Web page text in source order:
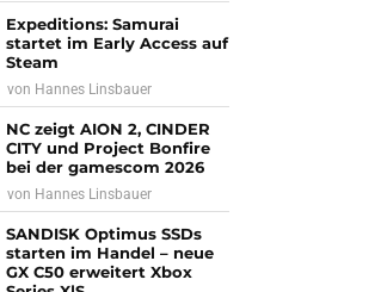
Expeditions: Samurai
startet im Early Access auf
Steam
von Hannes Linsbauer
NC zeigt AION 2, CINDER
CITY und Project Bonfire
bei der gamescom 2026
von Hannes Linsbauer
SANDISK Optimus SSDs
starten im Handel – neue
GX C50 erweitert Xbox